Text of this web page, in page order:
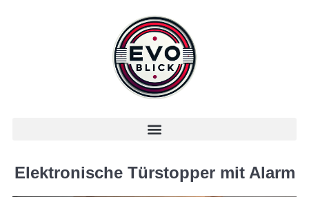
Elektronische Türstopper mit Alarm